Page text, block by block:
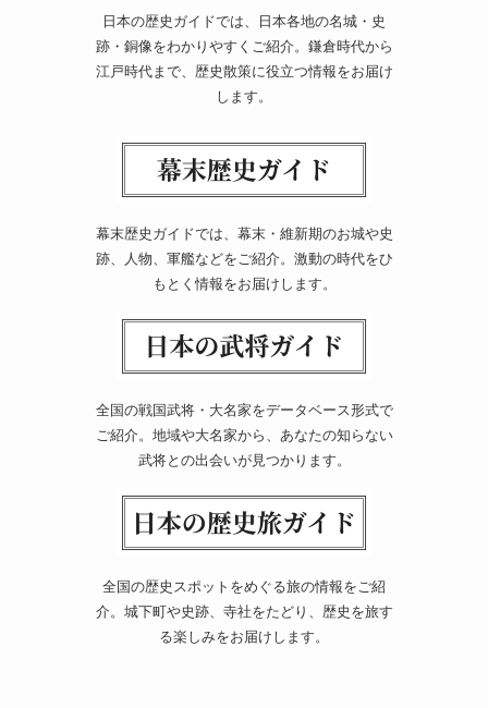
日本の歴史ガイドでは、日本各地の名城・史
跡・銅像をわかりやすくご紹介。鎌倉時代から
江戸時代まで、歴史散策に役立つ情報をお届け
します。
幕末歴史ガイドでは、幕末・維新期のお城や史
跡、人物、軍艦などをご紹介。激動の時代をひ
もとく情報をお届けします。
全国の戦国武将・大名家をデータベース形式で
ご紹介。地域や大名家から、あなたの知らない
武将との出会いが見つかります。
全国の歴史スポットをめぐる旅の情報をご紹
介。城下町や史跡、寺社をたどり、歴史を旅す
る楽しみをお届けします。